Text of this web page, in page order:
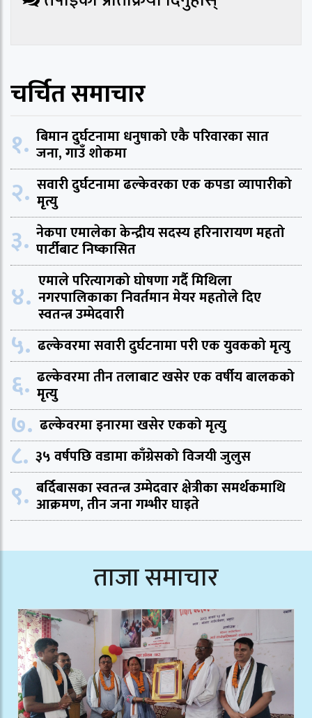
चर्चित समाचार
१. बिमान दुर्घटनामा धनुषाको एकै परिवारका सात
जना, गाउँ शोकमा
२. सवारी दुर्घटनामा ढल्केवरका एक कपडा व्यापारीको
मृत्यु
३. नेकपा एमालेका केन्द्रीय सदस्य हरिनारायण महतो
पार्टीबाट निष्कासित
४. एमाले परित्यागको घोषणा गर्दै मिथिला
नगरपालिकाका निवर्तमान मेयर महतोले दिए
स्वतन्त्र उम्मेदवारी
५. ढल्केवरमा सवारी दुर्घटनामा परी एक युवकको मृत्यु
६. ढल्केवरमा तीन तलाबाट खसेर एक वर्षीय बालकको
मृत्यु
७. ढल्केवरमा इनारमा खसेर एकको मृत्यु
८. ३५ वर्षपछि वडामा काँग्रेसको विजयी जुलुस
९. बर्दिबासका स्वतन्त्र उम्मेदवार क्षेत्रीका समर्थकमाथि
आक्रमण, तीन जना गम्भीर घाइते
ताजा समाचार